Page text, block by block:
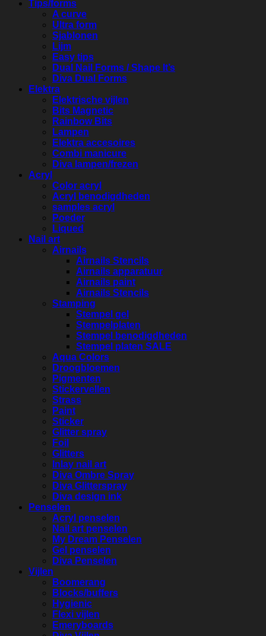
Tips/forms
A curve
Ultra form
Sjablonen
Lijm
Easy tips
Dual Nail Forms / Shape It’s
Diva Dual Forms
Elektra
Elektrische vijlen
Bits Magnetic
Rainbow Bits
Lampen
Elektra accesoires
Combi manicure
Diva lampen/frezen
Acryl
Color acryl
Acryl benodigdheden
samples acryl
Poeder
Liqued
Nail art
Airnails
Airnails Stencils
Airnails apparatuur
Airnails paint
Airnails Stencils
Stamping
Stempel gel
Stempelplaten
Stempel benodigdheden
Stempel platen SALE
Aqua Colors
Droogbloemen
Pigmenten
Stickervellen
Strass
Paint
Sticker
Glitter spray
Foil
Glitters
Inlay nail art
Diva Ombre Spray
Diva Glitterspray
Diva design ink
Penselen
Acryl penselen
Nail art penselen
My Dream Penselen
Gel penselen
Diva Penselen
Vijlen
Boomerang
Blocks/buffers
Hygienic
Flexi vijlen
Emeryboards